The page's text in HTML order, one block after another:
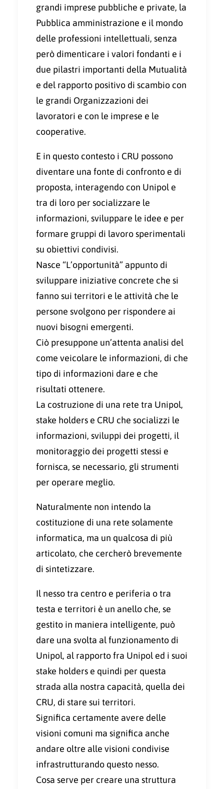
grandi imprese pubbliche e private, la
Pubblica amministrazione e il mondo
delle professioni intellettuali, senza
però dimenticare i valori fondanti e i
due pilastri importanti della Mutualità
e del rapporto positivo di scambio con
le grandi Organizzazioni dei
lavoratori e con le imprese e le
cooperative.
E in questo contesto i CRU possono
diventare una fonte di confronto e di
proposta, interagendo con Unipol e
tra di loro per socializzare le
informazioni, sviluppare le idee e per
formare gruppi di lavoro sperimentali
su obiettivi condivisi.
Nasce “L’opportunità” appunto di
sviluppare iniziative concrete che si
fanno sui territori e le attività che le
persone svolgono per rispondere ai
nuovi bisogni emergenti.
Ciò presuppone un’attenta analisi del
come veicolare le informazioni, di che
tipo di informazioni dare e che
risultati ottenere.
La costruzione di una rete tra Unipol,
stake holders e CRU che socializzi le
informazioni, sviluppi dei progetti, il
monitoraggio dei progetti stessi e
fornisca, se necessario, gli strumenti
per operare meglio.
Naturalmente non intendo la
costituzione di una rete solamente
informatica, ma un qualcosa di più
articolato, che cercherò brevemente
di sintetizzare.
Il nesso tra centro e periferia o tra
testa e territori è un anello che, se
gestito in maniera intelligente, può
dare una svolta al funzionamento di
Unipol, al rapporto fra Unipol ed i suoi
stake holders e quindi per questa
strada alla nostra capacità, quella dei
CRU, di stare sui territori.
Significa certamente avere delle
visioni comuni ma significa anche
andare oltre alle visioni condivise
infrastrutturando questo nesso.
Cosa serve per creare una struttura